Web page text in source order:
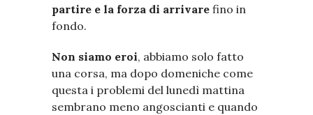
partire e la forza di arrivare fino in
fondo.
Non siamo eroi, abbiamo solo fatto
una corsa, ma dopo domeniche come
questa i problemi del lunedì mattina
sembrano meno angoscianti e quando